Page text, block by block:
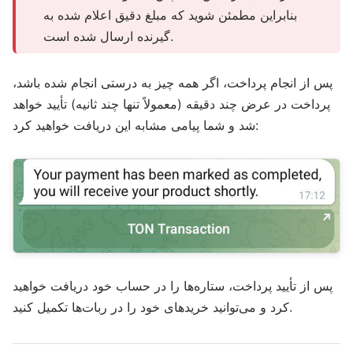
بنابراین مطمئن شوید که مبلغ دقیق اعلام شده به
گیرنده ارسال شده است.
پس از انجام پرداخت، اگر همه چیز به درستی انجام شده باشد،
پرداخت در عرض چند دقیقه (معمولاً تنها چند ثانیه) تأیید خواهد
شد و شما پیامی مشابه این دریافت خواهید کرد:
پس از تأیید پرداخت، ستاره‌ها را در حساب خود دریافت خواهید
کرد و می‌توانید خریدهای خود را در ربات‌ها تکمیل کنید.